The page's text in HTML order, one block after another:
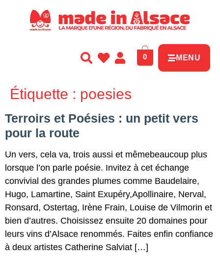
0 MENU
Étiquette : poesies
Terroirs et Poésies : un petit vers
pour la route
Un vers, cela va, trois aussi et mêmebeaucoup plus
lorsque l’on parle poésie. Invitez à cet échange
convivial des grandes plumes comme Baudelaire,
Hugo, Lamartine, Saint Exupéry,Apollinaire, Nerval,
Ronsard, Ostertag, Irène Frain, Louise de Vilmorin et
bien d’autres. Choisissez ensuite 20 domaines pour
leurs vins d’Alsace renommés. Faites enfin confiance
à deux artistes Catherine Salviat […]